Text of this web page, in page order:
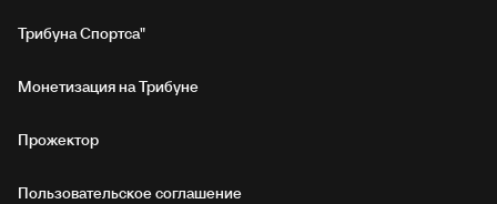
Трибуна Спортса"
Монетизация на Трибуне
Прожектор
Пользовательское соглашение